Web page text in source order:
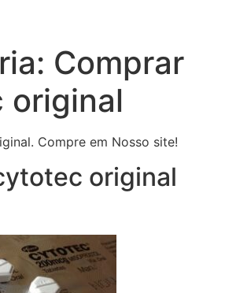
Comprar
Compre em Nosso site!
original